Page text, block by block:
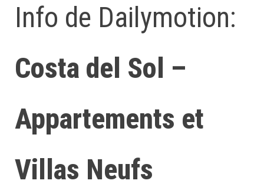
Info de Dailymotion:
Costa del Sol –
Appartements et
Villas Neufs